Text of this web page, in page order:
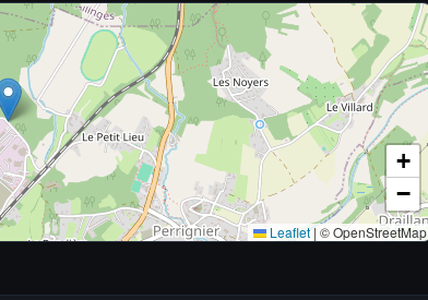
+
−
Leaflet | © OpenStreetMap